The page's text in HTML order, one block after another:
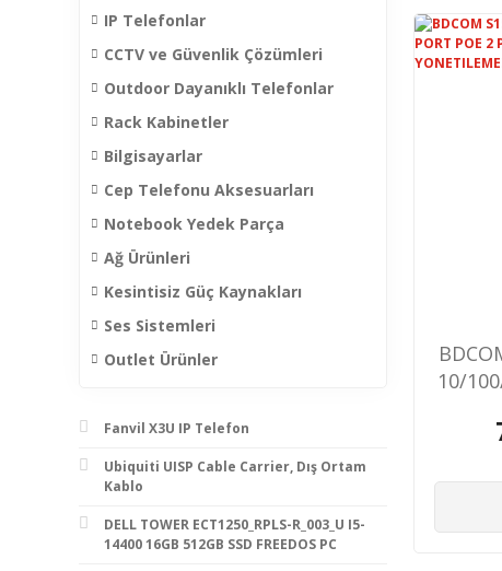
IP Telefonlar
CCTV ve Güvenlik Çözümleri
Outdoor Dayanıklı Telefonlar
Rack Kabinetler
Bilgisayarlar
Cep Telefonu Aksesuarları
Notebook Yedek Parça
Ağ Ürünleri
Kesintisiz Güç Kaynakları
Ses Sistemleri
Outlet Ürünler
Fanvil X3U IP Telefon
Ubiquiti UISP Cable Carrier, Dış Ortam
Kablo
DELL TOWER ECT1250_RPLS-R_003_U I5-
14400 16GB 512GB SSD FREEDOS PC
10/